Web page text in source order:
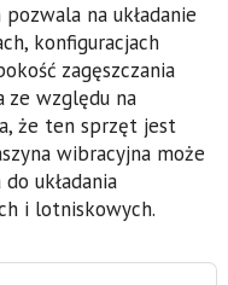
na układanie
konfiguracjach
zagęszczania
ze względu na
że ten sprzęt jest
wibracyjna może
układania
i lotniskowych.